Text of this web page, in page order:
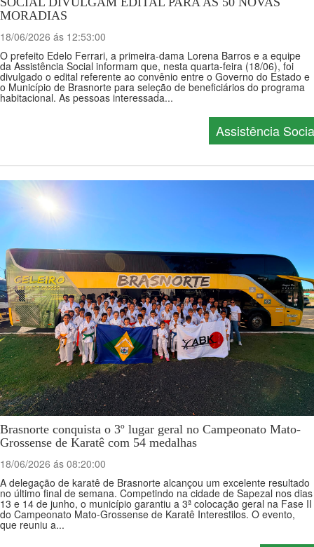
MORADIAS
18/06/2026 ás 12:53:00
O prefeito Edelo Ferrari, a primeira-dama Lorena Barros e a equipe
da Assistência Social informam que, nesta quarta-feira (18/06), foi
divulgado o edital referente ao convênio entre o Governo do Estado e
o Município de Brasnorte para seleção de beneficiários do programa
habitacional. As pessoas interessada...
Assistência
Brasnorte conquista o 3º lugar geral no Campeonato Mato-
Grossense de Karatê com 54 medalhas
18/06/2026 ás 08:20:00
A delegação de karatê de Brasnorte alcançou um excelente resultado
no último final de semana. Competindo na cidade de Sapezal nos dias
13 e 14 de junho, o município garantiu a 3ª colocação geral na Fase II
do Campeonato Mato-Grossense de Karatê Interestilos. O evento,
que reuniu a...